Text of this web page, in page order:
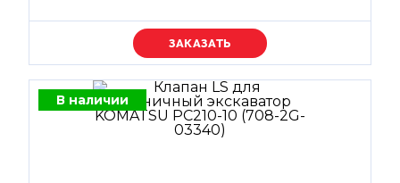
Уточняйте цену
В наличии